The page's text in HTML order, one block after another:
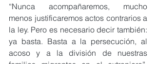
“Nunca acompañaremos, mucho
menos justificaremos actos contrarios a
la ley. Pero es necesario decir también:
ya basta. Basta a la persecución, al
acoso y a la división de nuestras